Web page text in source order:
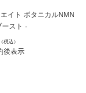
イト ボタニカルNMN
スト -
（税込）
後表示